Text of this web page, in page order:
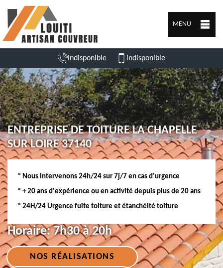
MENU
indisponible indisponible
ENTREPRISE DE TOITURE LA CHAPELLE
SUR LOIRE 37140
* Nous intervenons 24h/24 sur 7j/7 en cas d'urgence
* + 20 ans d'expérience ou en activité depuis plus de 20 ans
* 24H/24 Urgence fuite toiture et étanchéité toiture
Horaire:7h30 à 20h
NOS RÉALISATIONS